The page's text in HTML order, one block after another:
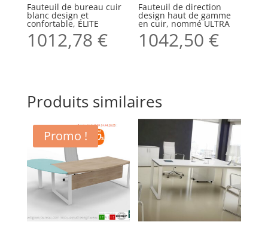
Fauteuil de bureau cuir
blanc design et
confortable, ÉLITE
1012,78 €
Fauteuil de direction
design haut de gamme
en cuir, nommé ULTRA
1042,50€
Produits similaires
Promo !